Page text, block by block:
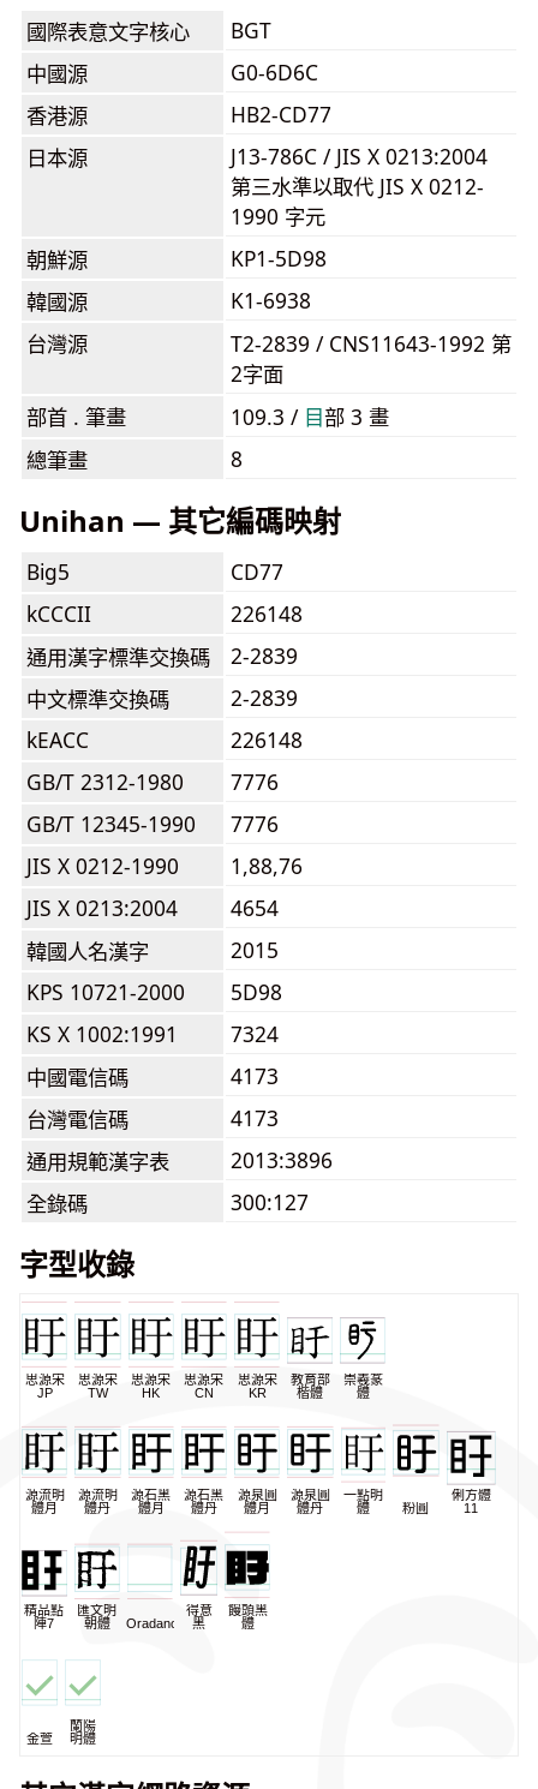
國際表意文字核心
BGT
中國源
G0-6D6C
香港源
HB2-CD77
日本源
J13-786C / JIS X 0213:2004
第三水準以取代 JIS X 0212-
1990 字元
朝鮮源
KP1-5D98
韓國源
K1-6938
台灣源
T2-2839 / CNS11643-1992 第
2字面
部首 . 筆畫
109.3 / ⽬部 3 畫
總筆畫
8
Unihan — 其它編碼映射
Big5
CD77
kCCCII
226148
通用漢字標準交換碼
2-2839
中文標準交換碼
2-2839
kEACC
226148
GB/T 2312-1980
7776
GB/T 12345-1990
7776
JIS X 0212-1990
1,88,76
JIS X 0213:2004
4654
韓國人名漢字
2015
KPS 10721-2000
5D98
KS X 1002:1991
7324
中國電信碼
4173
台灣電信碼
4173
通用規範漢字表
2013:3896
全錄碼
300:127
字型收錄
思源宋
JP
思源宋
TW
思源宋
HK
思源宋
CN
思源宋
KR
教育部
楷體
崇羲篆
體
源流明
體月
源流明
體丹
源石黑
體月
源石黑
體丹
源泉圓
體月
源泉圓
體丹
一點明
體
粉圓
俐方體
11
精品點
陣7
匯文明
朝體
Oradano
得意
黑
饅頭黑
體
金萱
蘭陽
明體